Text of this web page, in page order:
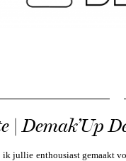
| Demak’Up
jullie enthousiast gemaakt